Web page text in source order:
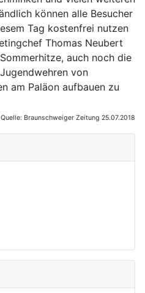
können alle Besucher
Tag kostenfrei nutzen
Thomas Neubert
auch noch die
von
am Paläon aufbauen zu
Quelle: Braunschweiger Zeitung 25.07.2018